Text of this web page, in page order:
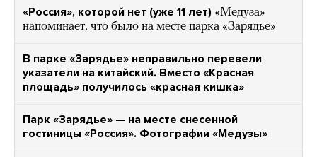
«Россия», которой нет (уже 11 лет) «Медуза»
напоминает, что было на месте парка «Зарядье»
В парке «Зарядье» неправильно перевели
указатели на китайский. Вместо «Красная
площадь» получилось «красная кишка»
Парк «Зарядье» — на месте снесенной
гостиницы «Россия». Фотографии «Медузы»